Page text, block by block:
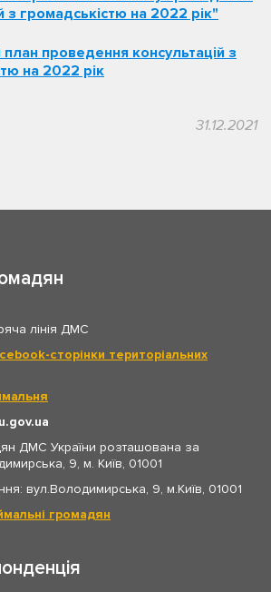
з громадськістю на 2022 рік"
план проведення консультацій з
на 2022 рік
31.12.2021
лінія ДМС
сторінки територіальних
ДМС України розташована за
9, м. Київ, 01001
вул.Володимирська, 9, м.Київ, 01001
громадян